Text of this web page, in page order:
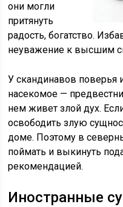
они могли
притянуть
радость, богатство.
неуважение к высшим
У скандинавов поверья
насекомое —
нем живет злой дух.
освободить злую
доме. Поэтому в
поймать и выкинуть
рекомендацией.
Иностранные